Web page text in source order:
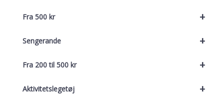
+
Fra 500 kr
+
Sengerande
+
Fra 200 til 500 kr
+
Aktivitetslegetøj